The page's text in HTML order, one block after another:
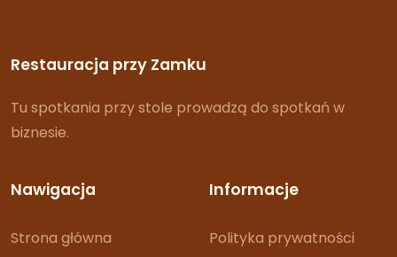
Restauracja przy Zamku
Tu spotkania przy stole prowadzą do spotkań w
biznesie.
Nawigacja
Strona główna
Informacje
Polityka prywatności